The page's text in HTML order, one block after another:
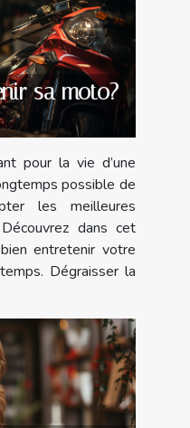
sa moto?
pour la vie d’une
possible de
les meilleures
dans cet
entretenir votre
Dégraisser la